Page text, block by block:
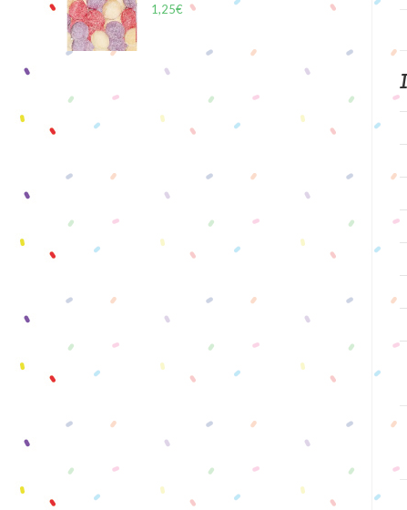
1,25€